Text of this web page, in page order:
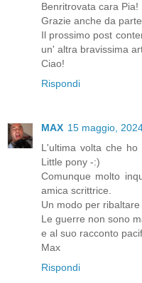
Benritrovata cara Pia!
Grazie anche da
Il prossimo post
un' altra bravissima
Ciao!
Rispondi
MAX 15 maggio,
L'ultima volta che
Little pony -:)
Comunque molto
amica scrittrice.
Un modo per
Le guerre non sono
e al suo racconto
Max
Rispondi